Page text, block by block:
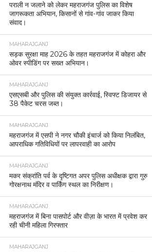
पराली न जलाने को लेकर महराजगंज पुलिस का विशेष
जागरूकता अभियान, किसानों से गांव-गांव जाकर किया
संवाद।
MAHARAJGANJ
सड़क सुरक्षा माह 2026 के तहत महराजगंज में कोहरा और
ओवर स्पीडिंग पर सख्त अभियान।
MAHARAJGANJ
एसएसबी और पुलिस की संयुक्त कार्रवाई, स्विफ्ट डिजायर से
38 पैकेट चरस जब्त।
MAHARAJGANJ
महराजगंज में एसपी ने नगर चौकी इंचार्ज को किया निलंबित,
आपराधिक गतिविधियों पर लापरवाही का आरोप
MAHARAJGANJ
मकर संक्रांति पर्व के दृष्टिगत अपर पुलिस अधीक्षक द्वारा गुरु
गोरक्षनाथ मंदिर व पार्किंग स्थल का निरीक्षण।
MAHARAJGANJ
महराजगंज में बिना पासपोर्ट और वीज़ा के भारत में प्रवेश कर
रही चीनी महिला गिरफ्तार
MAHARAJGANJ